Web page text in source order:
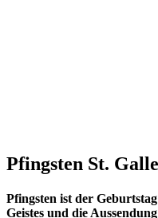
Pfingsten St.
Pfingsten ist der
Geistes und die